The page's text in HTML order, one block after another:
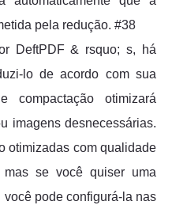
pela redução. #38
DeftPDF & rsquo; s, há
lo de acordo com sua
compactação otimizará
imagens desnecessárias.
otimizadas com qualidade
se você quiser uma
pode configurá-la nas